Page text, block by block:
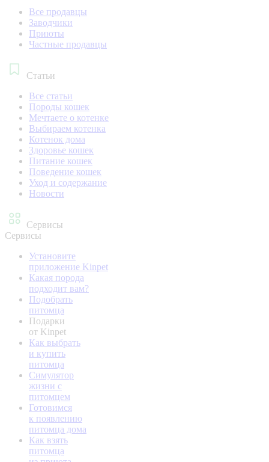
Все продавцы
Заводчики
Приюты
Частные продавцы
Статьи
Все статьи
Породы кошек
Мечтаете о котенке
Выбираем котенка
Котенок дома
Здоровье кошек
Питание кошек
Поведение кошек
Уход и содержание
Новости
Сервисы
Сервисы
Установите
приложение Kinpet
Какая порода
подходит вам?
Подобрать
питомца
Подарки
от Kinpet
Как выбрать
и купить
питомца
Симулятор
жизни с
питомцем
Готовимся
к появлению
питомца дома
Как взять
питомца